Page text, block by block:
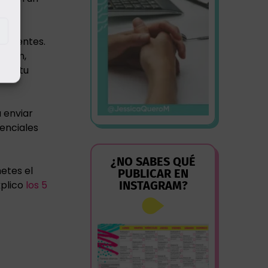
clientes.
tu
enviar
el
los 5
¿NO SABES QUÉ
PUBLICAR EN
INSTAGRAM?